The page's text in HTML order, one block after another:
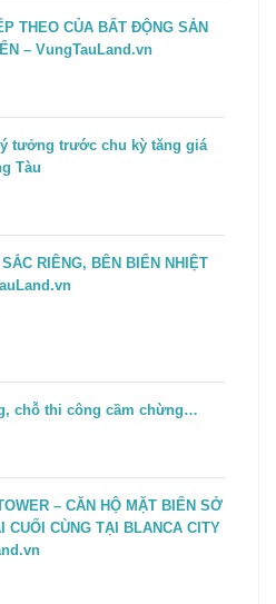
THEO CỦA BẤT ĐỘNG SẢN
– VungTauLand.vn
tưởng trước chu kỳ tăng giá
Tàu
RIÊNG, BÊN BIỂN NHIỆT
chỗ thi công cầm chừng…
– CĂN HỘ MẶT BIỂN SỞ
CUỐI CÙNG TẠI BLANCA CITY